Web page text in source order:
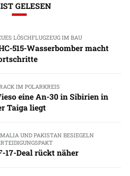
GELESEN
LÖSCHFLUGZEUG IM BAU
515-Wasserbomber macht
IM POLARKREIS
eine An-30 in Sibirien in
Taiga liegt
UND PAKISTAN BESIEGELN
17-Deal rückt näher